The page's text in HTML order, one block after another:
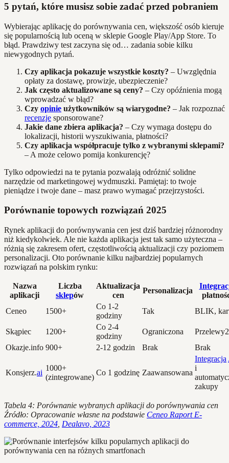
5 pytań, które musisz sobie zadać przed pobraniem
Wybierając aplikację do porównywania cen, większość osób kieruje
się popularnością lub oceną w sklepie Google Play/App Store. To
błąd. Prawdziwy test zaczyna się od… zadania sobie kilku
niewygodnych pytań.
Czy aplikacja pokazuje wszystkie koszty? – Uwzględnia
opłaty za dostawę, prowizje, ubezpieczenie?
Jak często aktualizowane są ceny? – Czy opóźnienia mogą
wprowadzać w błąd?
Czy opinie użytkowników są wiarygodne? – Jak rozpoznać
recenzje sponsorowane?
Jakie dane zbiera aplikacja? – Czy wymaga dostępu do
lokalizacji, historii wyszukiwania, płatności?
Czy aplikacja współpracuje tylko z wybranymi sklepami?
– A może celowo pomija konkurencję?
Tylko odpowiedzi na te pytania pozwalają odróżnić solidne
narzędzie od marketingowej wydmuszki. Pamiętaj: to twoje
pieniądze i twoje dane – masz prawo wymagać przejrzystości.
Porównanie topowych rozwiązań 2025
Rynek aplikacji do porównywania cen jest dziś bardziej różnorodny
niż kiedykolwiek. Ale nie każda aplikacja jest tak samo użyteczna –
różnią się zakresem ofert, częstotliwością aktualizacji czy poziomem
personalizacji. Oto porównanie kilku najbardziej popularnych
rozwiązań na polskim rynku:
Nazwa
aplikacji
Liczba
sklepów
Aktualizacja
cen
Personalizacja
Ceneo
1500+
Co 1-2
godziny
Tak BLIK,
Skąpiec 1200+
Co 2-4
godziny
Ograniczona
Okazje.info 900+ 2-12 godzin Brak Brak
Konsjerz.ai
1000+
(zintegrowane)
Co 1 godzinę Zaawansowana
Integracja
i
zakupy
Tabela 4: Porównanie wybranych aplikacji do porównywania cen
Źródło: Opracowanie własne na podstawie Ceneo Raport E-
commerce, 2024 Dealavo, 2023